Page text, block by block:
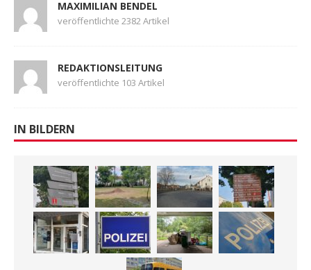
MAXIMILIAN BENDEL
veröffentlichte 2382 Artikel
REDAKTIONSLEITUNG
veröffentlichte 103 Artikel
IN BILDERN